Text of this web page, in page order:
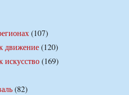
(107)
движение(120)
искусство(169)
(82)